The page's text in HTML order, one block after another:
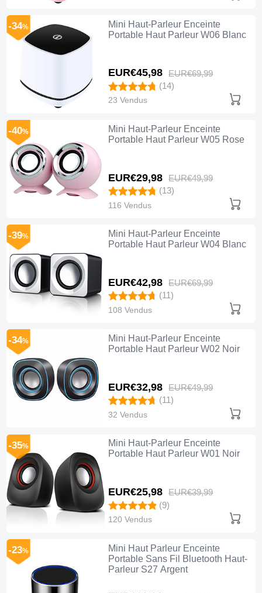
Mini Haut-Parleur Enceinte
Portable Haut Parleur W06 Blanc
EUR€45,98 EUR€69,99
-34%
(14)
23 Vendus
Mini Haut-Parleur Enceinte
Portable Haut Parleur W05 Rose
EUR€29,98 EUR€49,99
-40%
(13)
116 Vendus
Mini Haut-Parleur Enceinte
Portable Haut Parleur W04 Blanc
EUR€42,98 EUR€69,99
-39%
(11)
108 Vendus
Mini Haut-Parleur Enceinte
Portable Haut Parleur W02 Noir
EUR€32,98 EUR€49,99
-34%
(11)
32 Vendus
Mini Haut-Parleur Enceinte
Portable Haut Parleur W01 Noir
EUR€25,98 EUR€39,99
-35%
(9)
120 Vendus
Mini Haut Parleur Enceinte
Portable Sans Fil Bluetooth Haut-
Parleur S27 Argent
-23%